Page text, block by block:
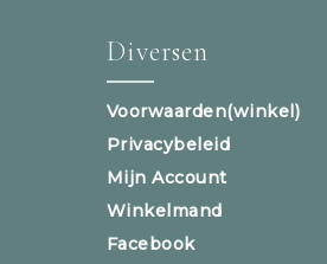
Diversen
Voorwaarden(winkel)
Privacybeleid
Mijn Account
Winkelmand
Facebook